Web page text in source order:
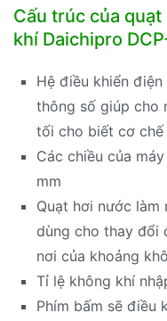
Cấu trúc của
khí Daichipro
Hệ điều khiển
thông số giúp cho
tối cho biết cơ
Các chiều của
mm
Quạt hơi nước
dùng cho thay đổi
nơi của khoảng
Tỉ lệ không khí
Phím bấm sẽ điều